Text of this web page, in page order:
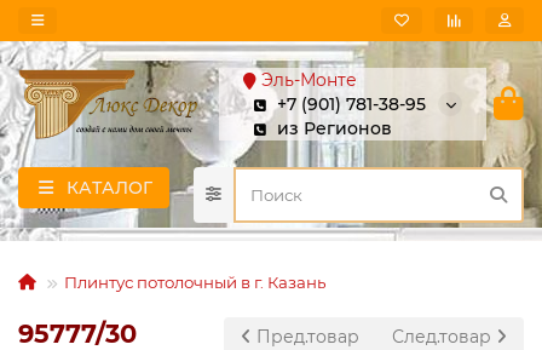
Эль-Монте
+7 (901) 781-38-95
из Регионов
КАТАЛОГ
Плинтус потолочный в г. Казань
Пред.товар След.товар
95777/30